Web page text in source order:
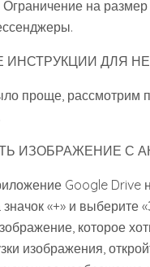
Ограничение на
ИНСТРУКЦИИ ДЛЯ
проще, рассмотрим
ИЗОБРАЖЕНИЕ С
Google Drive
«+» и выберите
которое
изображения,